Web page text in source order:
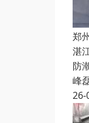
郑
湛
防
峰
26-